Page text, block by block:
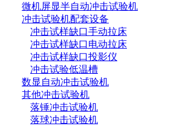
微机屏显半自动冲击试验机
冲击试验机配套设备
冲击试样缺口手动拉床
冲击试样缺口电动拉床
冲击试样缺口投影仪
冲击试验低温槽
数显自动冲击试验机
其他冲击试验机
落锤冲击试验机
落球冲击试验机